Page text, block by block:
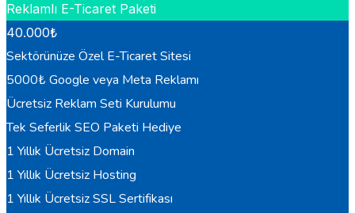
Reklamlı E-Ticaret Paketi
40.000₺
Sektörünüze Özel E-Ticaret Sitesi
5000₺ Google veya Meta Reklamı
Ücretsiz Reklam Seti Kurulumu
Tek Seferlik SEO Paketi Hediye
1 Yıllık Ücretsiz Domain
1 Yıllık Ücretsiz Hosting
1 Yıllık Ücretsiz SSL Sertifikası